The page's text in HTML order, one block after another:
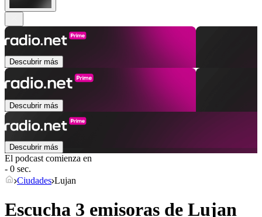
Descubrir más
Descubrir más
Descubrir más
El podcast comienza en
- 0 sec.
Ciudades Lujan
Escucha 3 emisoras de Lujan